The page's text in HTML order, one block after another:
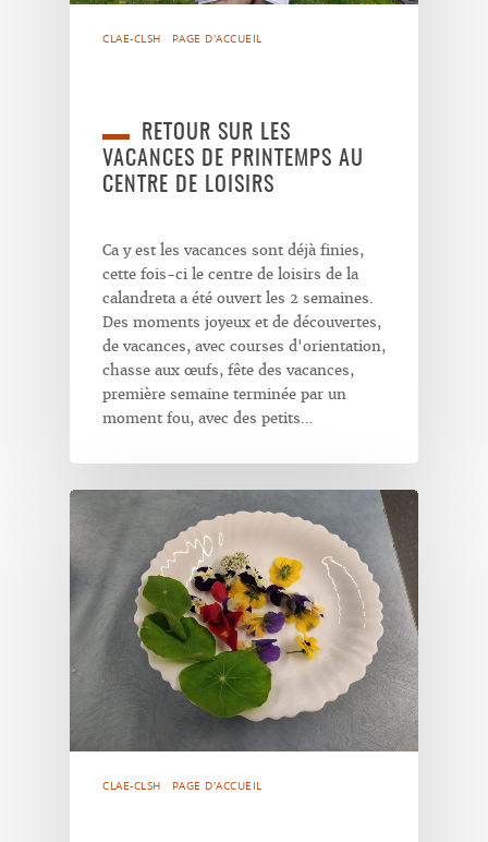
CLAE-CLSH PAGE D'ACCUEIL
RETOUR SUR LES
VACANCES DE PRINTEMPS AU
CENTRE DE LOISIRS
Ca y est les vacances sont déjà finies,
cette fois-ci le centre de loisirs de la
calandreta a été ouvert les 2 semaines.
Des moments joyeux et de découvertes,
de vacances, avec courses d'orientation,
chasse aux œufs, fête des vacances,
première semaine terminée par un
moment fou, avec des petits…
CLAE-CLSH PAGE D'ACCUEIL